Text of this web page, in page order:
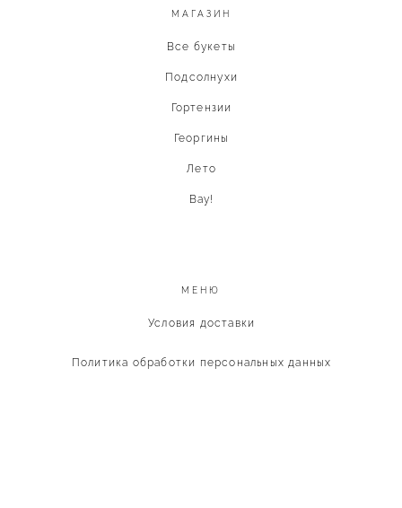
МАГАЗИН
Все букеты
Подсолнухи
Гортензии
Георгины
Лето
Вау!
МЕНЮ
Условия доставки
Политика обработки персональных данных